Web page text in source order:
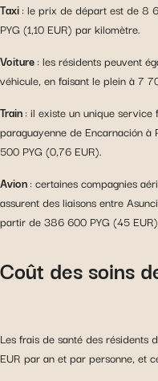
Taxi: le prix de départ est de 8
PYG (1,10 EUR) par kilomètre.
Voiture: les résidents peuvent
véhicule, en faisant le plein à 7
Train: il existe un unique
paraguayenne de Encarnación
500 PYG (0,76 EUR).
Avion: certaines compagnies
assurent des liaisons entre
partir de 386 600 PYG (45
Coût des soins
Les frais de santé des résidents
EUR par an et par personne, et